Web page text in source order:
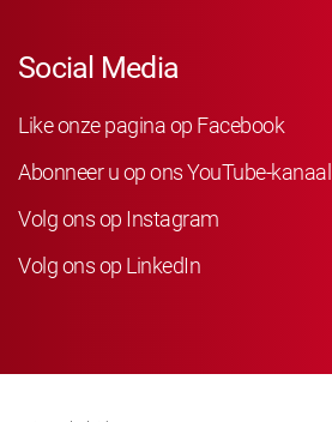
Social Media
Like onze pagina op Facebook
Abonneer u op ons YouTube-kanaal
Volg ons op Instagram
Volg ons op LinkedIn